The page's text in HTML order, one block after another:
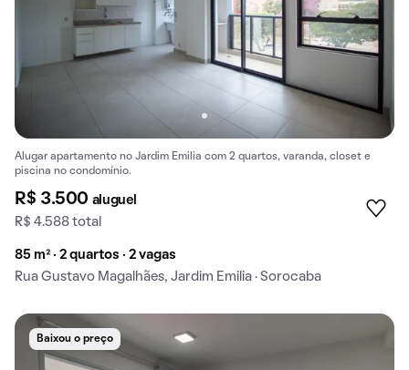
Alugar apartamento no Jardim Emilia com 2 quartos, varanda, closet e
piscina no condomínio.
R$ 3.500 aluguel
R$ 4.588 total
85 m² · 2 quartos · 2 vagas
Rua Gustavo Magalhães, Jardim Emilia · Sorocaba
Baixou o preço